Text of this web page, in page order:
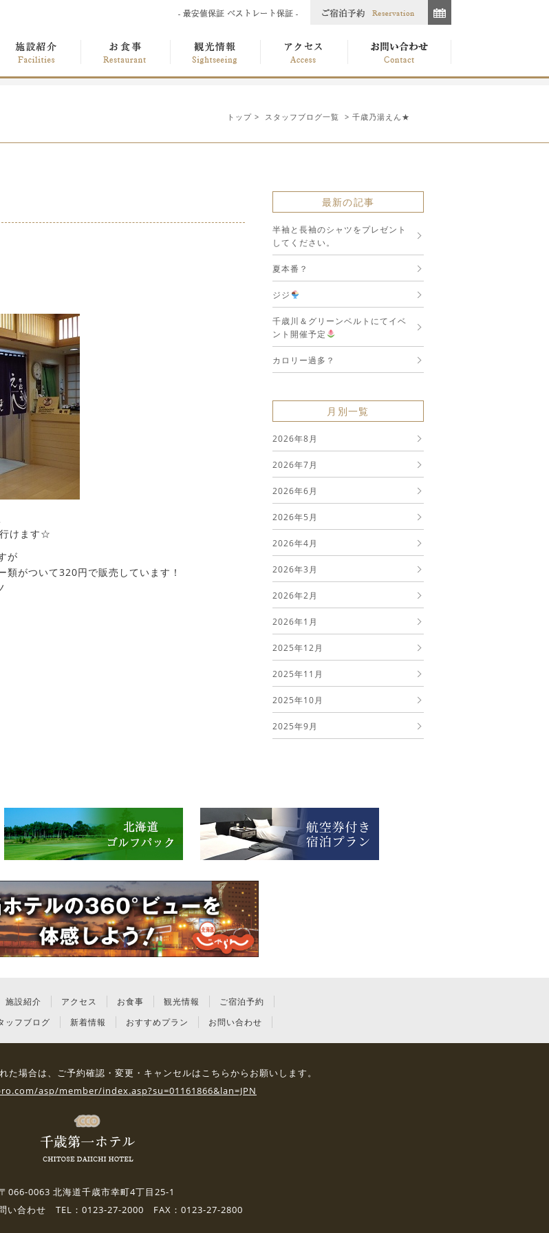
トップ > スタッフブログ一覧 > 千歳乃湯えん★
けます☆
が
がついて320円で販売しています！
最新の記事
半袖と長袖のシャツをプレゼント
してください。
夏本番？
ジジ
千歳川＆グリーンベルトにてイベ
ント開催予定
カロリー過多？
月別一覧
2026年8月
2026年7月
2026年6月
2026年5月
2026年4月
2026年3月
2026年2月
2026年1月
2025年12月
2025年11月
2025年10月
2025年9月
施設紹介 アクセス お食事 観光情報
ご宿泊予約
ッフブログ 新着情報 おすすめプラン お問い合わせ
た場合は、 ご予約確認・変更・キャンセルはこちらからお願いします。
asp/member/index.asp?su=01161866&lan=JPN
066-0063 北海道千歳市幸町4丁目25-1
い合わせ TEL：0123-27-2000 FAX：0123-27-2800